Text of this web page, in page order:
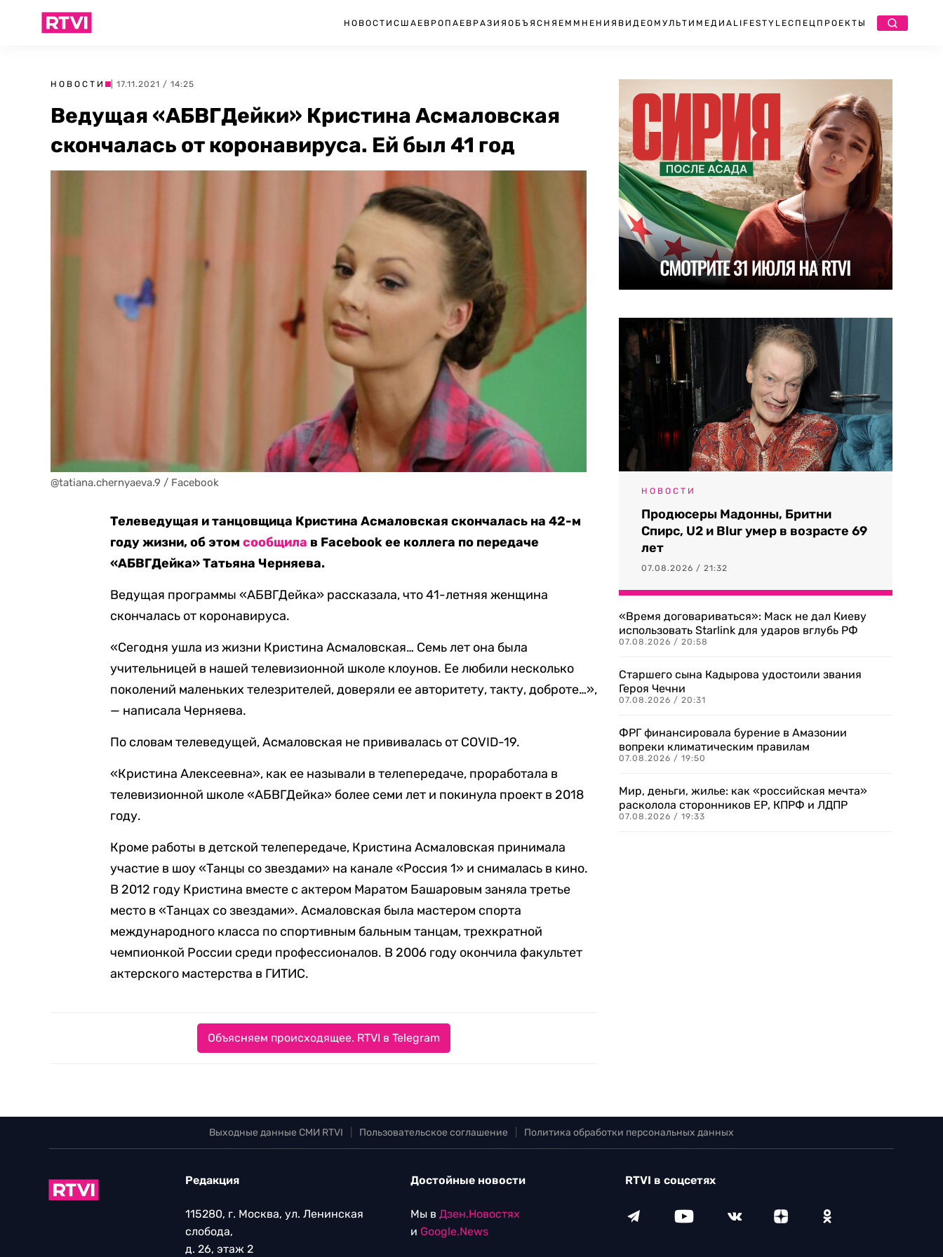
НОВОСТИ США ЕВРОПА ЕВРАЗИЯ ОБЪЯСНЯЕМ МНЕНИЯ ВИДЕО МУЛЬТИМЕДИА LIFESTYLEСПЕЦПРОЕКТЫ
НОВОСТИ | 17.11.2021 / 14:25
Ведущая «АБВГДейки» Кристина Асмаловская
скончалась от коронавируса. Ей был 41 год
@tatiana.chernyaeva.9 / Facebook
Телеведущая и танцовщица Кристина Асмаловская скончалась на 42-м
году жизни, об этомсообщила в Facebook ее коллега по передаче
«АБВГДейка» Татьяна Черняева.
Ведущая программы «АБВГДейка» рассказала, что 41-летняя женщина
скончалась от коронавируса.
«Сегодня ушла из жизни Кристина Асмаловская… Семь лет она была
учительницей в нашей телевизионной школе клоунов. Ее любили несколько
поколений маленьких телезрителей, доверяли ее авторитету, такту, доброте…»,
— написала Черняева.
По словам телеведущей, Асмаловская не прививалась от COVID-19.
«Кристина Алексеевна», как ее называли в телепередаче, проработала в
телевизионной школе «АБВГДейка» более семи лет и покинула проект в 2018
году.
Кроме работы в детской телепередаче, Кристина Асмаловская принимала
участие в шоу «Танцы со звездами» на канале «Россия 1» и снималась в кино.
В 2012 году Кристина вместе с актером Маратом Башаровым заняла третье
место в «Танцах со звездами». Асмаловская была мастером спорта
международного класса по спортивным бальным танцам, трехкратной
чемпионкой России среди профессионалов. В 2006 году окончила факультет
актерского мастерства в ГИТИС.
Объясняем происходящее. RTVI в Telegram
НОВОСТИ
Продюсеры Мадонны, Бритни
Спирс, U2 и Blur умер в возрасте 69
лет
07.08.2026 / 21:32
«Время договариваться»: Маск не дал Киеву
использовать Starlink для ударов вглубь РФ
07.08.2026 / 20:58
Старшего сына Кадырова удостоили звания
Героя Чечни
07.08.2026 / 20:31
ФРГ финансировала бурение в Амазонии
вопреки климатическим правилам
07.08.2026 / 19:50
Мир, деньги, жилье: как «российская мечта»
расколола сторонников ЕР, КПРФ и ЛДПР
07.08.2026 / 19:33
Выходные данные СМИ RTVI Пользовательское соглашение Политика обработки персональных данных
Редакция
115280, г. Москва, ул. Ленинская
слобода,
д. 26, этаж 2
Достойные новости
Мы в Дзен.Новостях
и Google.News
RTVI в соцсетях